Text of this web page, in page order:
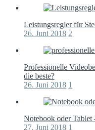
Leistungsregler für
26. Juni 2018 2
Professionelle
die beste?
26. Juni 2018 1
Notebook oder Tablet
27. Juni 2018 1